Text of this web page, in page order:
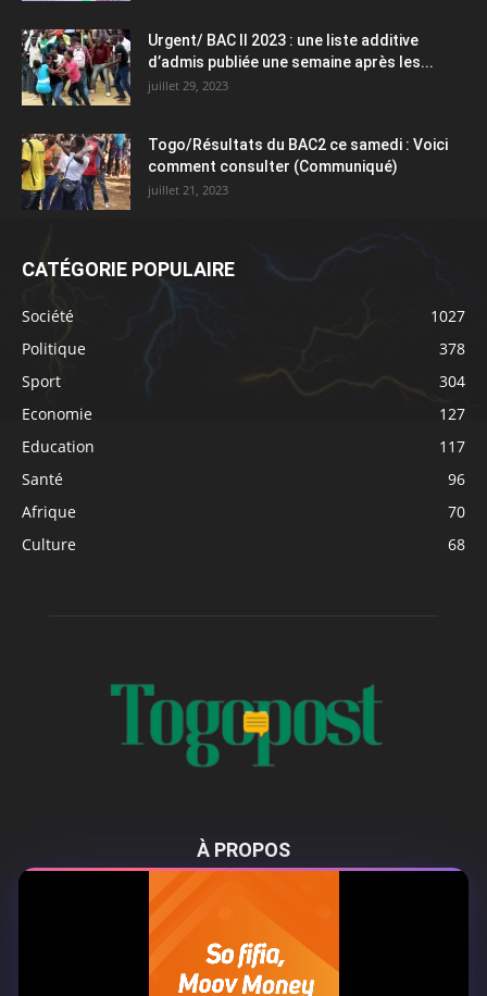
Urgent/ BAC II 2023 : une liste additive
d’admis publiée une semaine après les...
juillet 29, 2023
Togo/Résultats du BAC2 ce samedi : Voici
comment consulter (Communiqué)
juillet 21, 2023
CATÉGORIE POPULAIRE
Société
1027
Politique
378
Sport
304
Economie
127
Education
117
Santé
96
Afrique
70
Culture
68
À PROPOS
Togo Post est un site d'information en ligne ...
Tel : +228 98 42 82 18
Contactez-nous:contact@togopost.tg